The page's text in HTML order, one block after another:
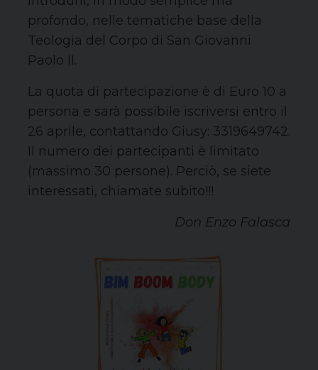
profondo, nelle tematiche base della
Teologia del Corpo di San Giovanni
Paolo II.
La quota di partecipazione è di Euro 10 a
persona e sarà possibile iscriversi entro il
26 aprile, contattando Giusy: 3319649742.
Il numero dei partecipanti è limitato
(massimo 30 persone). Perciò, se siete
interessati, chiamate subito!!!
Don Enzo Falasca